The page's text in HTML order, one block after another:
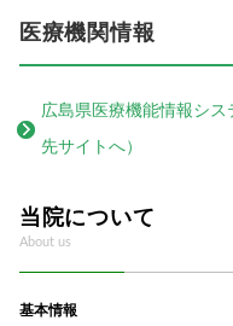
医療機関情報
広島県医療機能情報シ
先サイトへ）
当院について
About us
基本情報